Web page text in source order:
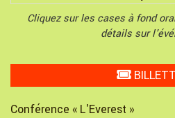
Cliquez sur les cases à fond
détails sur
Conférence « L'Everest »